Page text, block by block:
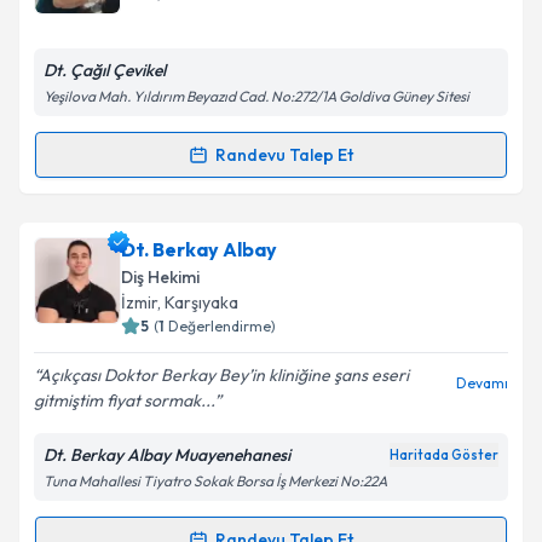
Kişisel verilerimin işlenmesine ilişkin
Metni'ni okudum ve kişisel verilerimin belirtilen
Takvim Talebini Gönder
Dt. Çağıl Çevikel
Yeşilova Mah. Yıldırım Beyazıd Cad. No:272/1A Goldiva Güney Sitesi
Randevu Talep Et
Randevu Takvimi Talebi
Dt. Çağıl Çevikel için randevu takvimi talebi
oluşturun. Size bu uzmandan randevu almanız için bir
takvim hazırlandığında e-posta ile bilgilendireceğiz.
Kişisel verilerimin işlenmesine ilişkin
Aydınlatma
Metni'ni okudum ve kişisel verilerimin belirtilen
kapsamda işlenmesini kabul ediyorum.
Dt. Berkay Albay
Diş Hekimi
İzmir, Karşıyaka
5 (1 Değerlendirme)
Açıkçası Doktor Berkay Bey’in kliniğine şans eseri
gitmiştim fiyat sormak...
Devamı
Dt. Berkay Albay Muayenehanesi Haritada Göster
Tuna Mahallesi Tiyatro Sokak Borsa İş Merkezi No:22A